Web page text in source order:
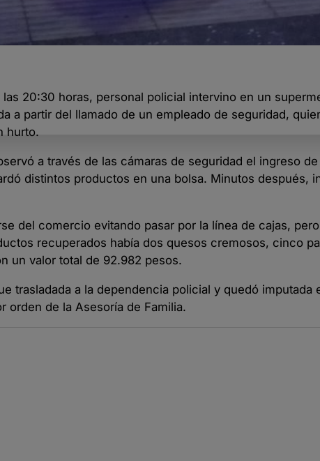
20:30 horas, personal policial intervino en un
a partir del llamado de un empleado de seguridad,
hurto.
a través de las cámaras de seguridad el ingreso
distintos productos en una bolsa. Minutos después,
del comercio evitando pasar por la línea de cajas,
recuperados había dos quesos cremosos, cinco
un valor total de 92.982 pesos.
trasladada a la dependencia policial y quedó imputada
orden de la Asesoría de Familia.